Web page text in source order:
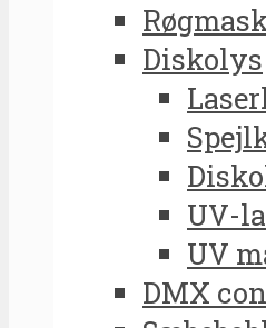
Diskolys
UV-
UV
DMX